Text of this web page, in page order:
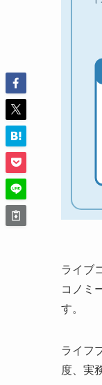
ライブ
コノミ
す。
ライフ
度、実